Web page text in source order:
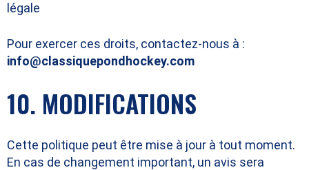
légale
Pour exercer ces droits, contactez-nous à :
info@classiquepondhockey.com
10. MODIFICATIONS
Cette politique peut être mise à jour à tout moment.
En cas de changement important, un avis sera